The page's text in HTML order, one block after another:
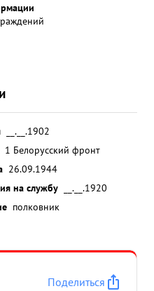
__.__.1902
1 Белорусский фронт
26.09.1944
на службу
__.__.1920
полковник
Поделиться